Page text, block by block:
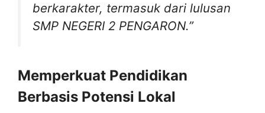
berkarakter, termasuk dari lulusan
SMP NEGERI 2 PENGARON.”
Memperkuat Pendidikan
Berbasis Potensi Lokal